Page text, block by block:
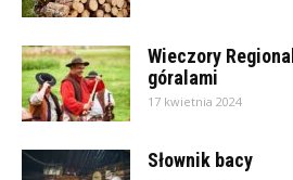
Wieczory
góralami
17 kwietnia 2024
Słownik bacy